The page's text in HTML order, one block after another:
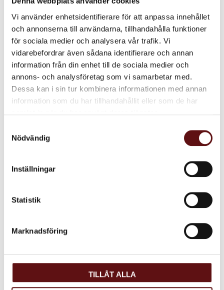
Vi använder enhetsidentifierare för att anpassa innehållet
och annonserna till användarna, tillhandahålla funktioner
för sociala medier och analysera vår trafik. Vi
vidarebefordrar även sådana identifierare och annan
information från din enhet till de sociala medier och
annons- och analysföretag som vi samarbetar med.
Dessa kan i sin tur kombinera informationen med annan
information som du har tillhandahållit eller som de har
Nödvändig
Inställningar
Statistik
Marknadsföring
TILLÅT ALLA
kooperativet i Peru där allt kaffe odlas efter ekologiska principer.
Bönorna från UCIRI och COCLA blandas upp med bönor från Indonesien
och Etiopien.
Ursprung:Etiopien, Indonesien, Mexiko, Peru
Fyllighet:
6/10
Syrlighet: 7/10
Glöm inte att ange vid beställning om du önskar brygg, bistro,
espresso, kok eller hela bönor!
FacebookTwitter
Omdömen
Du